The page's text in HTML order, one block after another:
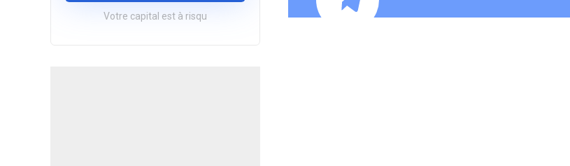
Votre capital est à risqu